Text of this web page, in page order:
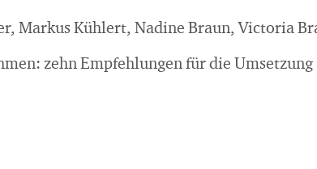
Markus Kühlert, Nadine Braun, Victoria
zehn Empfehlungen für die Umsetzung